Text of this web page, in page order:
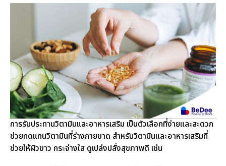
การรับประทานวิตามินและอาหารเสริม เป็นตัวเลือกที่ง่ายและสะดวก
ช่วยทดแทนวิตามินที่ร่างกายขาด สำหรับวิตามินและอาหารเสริมที่
ช่วยให้ผิวขาว กระจ่างใส ดูเปล่งปลั่งสุขภาพดี เช่น